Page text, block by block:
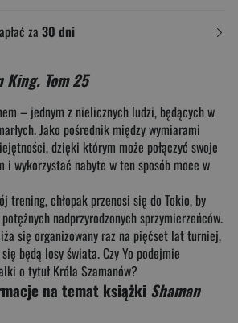
za 30 dni
King. Tom 25
– jednym z nielicznych ludzi, będących w
Jako pośrednik między wymiarami
dzięki którym może połączyć swoje
i wykorzystać nabyte w ten sposób moce w
trening, chłopak przenosi się do Tokio, by
nadprzyrodzonych sprzymierzeńców.
się organizowany raz na pięćset lat turniej,
będą losy świata. Czy Yo podejmie
o tytuł Króla Szamanów?
na temat książki Shaman